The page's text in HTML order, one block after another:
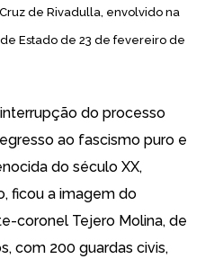
de Rivadulla, envolvido na
Estado de 23 de fevereiro de
do processo
ao fascismo puro e
do século XX,
ficou a imagem do
coronel Tejero Molina, de
com 200 guardas civis,